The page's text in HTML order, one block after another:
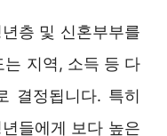
층 및 신혼부부를
는 지역, 소득 등 다
결정됩니다. 특히
들에게 보다 높은